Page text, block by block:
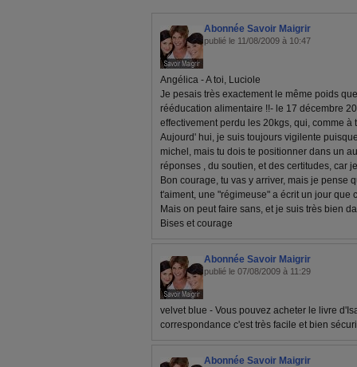
Abonnée Savoir Maigrir
publié le 11/08/2009 à 10:47
Angélica - A toi, Luciole
Je pesais très exactement le même poids
rééducation alimentaire !!- le 17 décembre
effectivement perdu les 20kgs, qui, comme à
Aujourd' hui, je suis toujours vigilente
michel, mais tu dois te positionner dans un
réponses , du soutien, et des certitudes, car
Bon courage, tu vas y arriver, mais je pense
t'aiment, une "régimeuse" a écrit un jour que
Mais on peut faire sans, et je suis très bien
Bises et courage
Abonnée Savoir Maigrir
publié le 07/08/2009 à 11:29
velvet blue - Vous pouvez acheter le livre
correspondance c'est très facile et bien
Abonnée Savoir Maigrir